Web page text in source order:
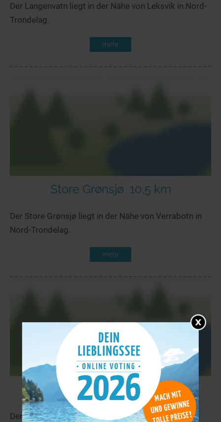
Der Langenvatn liegt in der Nähe von Leksvik in Nord-
Trondelag.
mehr
Store Grønsjø 10,5 km
Der Store Grønsjø liegt in der Nähe von Verrabotn in
Nord-Trondelag.
mehr
Bjørsjøen 10,8 km
Der Bjørsjøen liegt in der Nähe von Leksvik in Nord-